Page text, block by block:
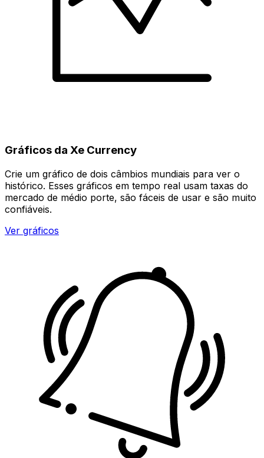
Gráficos da Xe Currency
Crie um gráfico de dois câmbios mundiais para ver o
histórico. Esses gráficos em tempo real usam taxas do
mercado de médio porte, são fáceis de usar e são muito
confiáveis.
Ver gráficos